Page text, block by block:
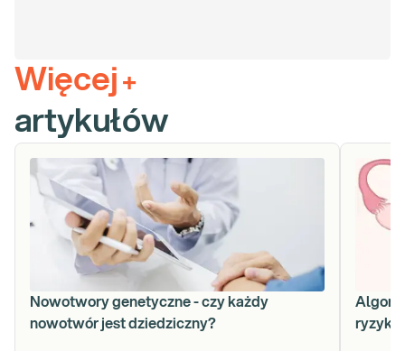
Więcej +
artykułów
Nowotwory genetyczne - czy każdy
nowotwór jest dziedziczny?
ryzyko